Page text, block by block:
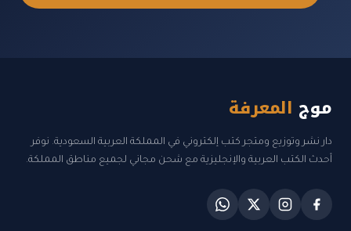
موج المعرفة
دار نشر وتوزيع ومتجر كتب إلكتروني في المملكة العربية السعودية. نوفر
أحدث الكتب العربية والإنجليزية مع شحن مجاني لجميع مناطق المملكة.